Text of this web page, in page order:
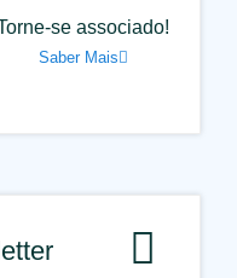
se associado!
Saber Mais